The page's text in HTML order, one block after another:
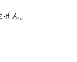
ん。